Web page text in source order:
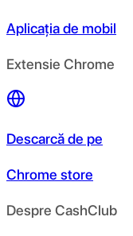
Aplicația de mobil
Extensie Chrome
Descarcă de pe
Chrome store
Despre CashClub